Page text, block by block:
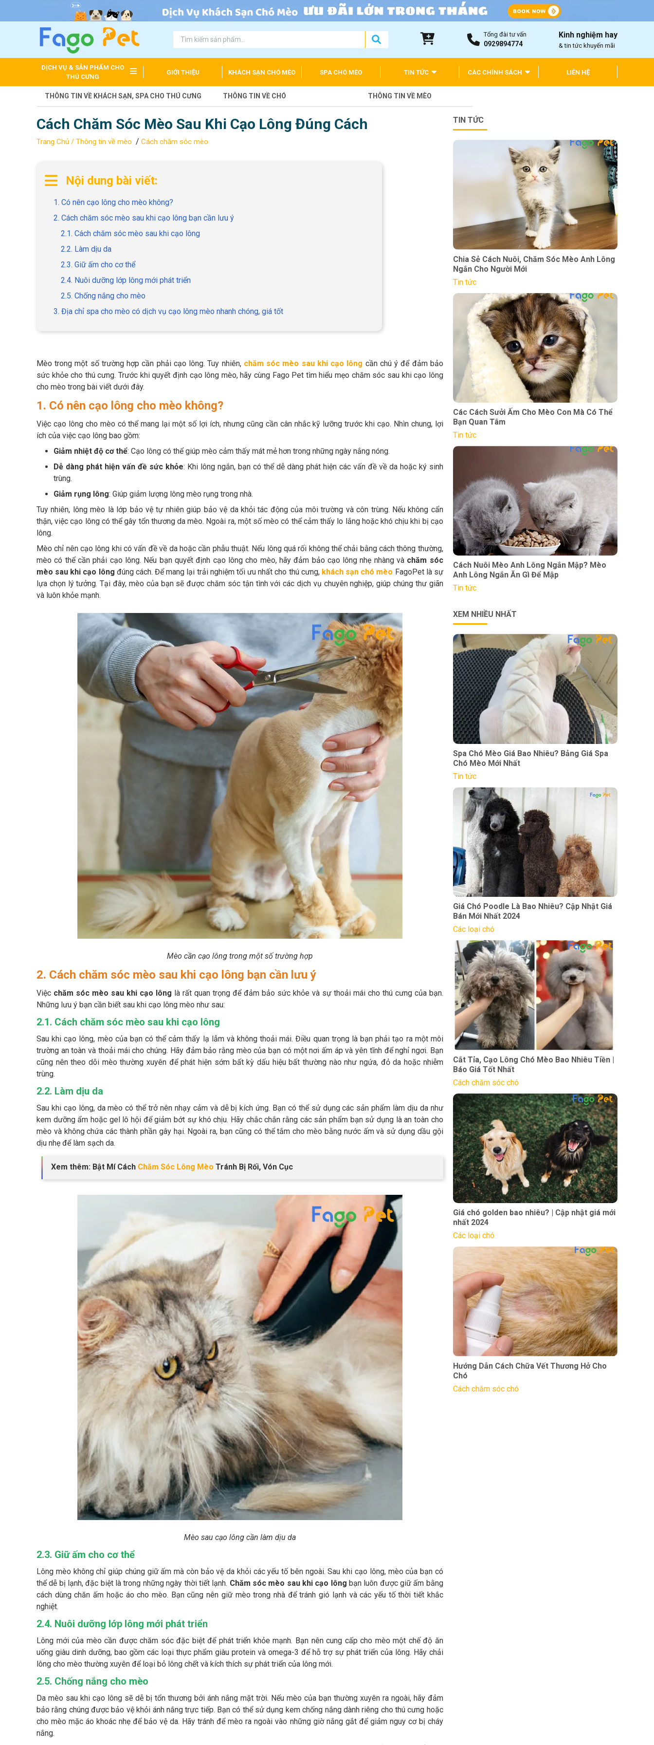
Tổng đài tư vấn
0929894774
Kinh nghiệm hay
& tin tức khuyến mãi
DỊCH VỤ & SẢN PHẨM CHO
THÚ CƯNG
GIỚI THIỆU KHÁCH SẠN CHÓ MÈO SPA CHÓ MÈO TIN TỨC CÁC CHÍNH SÁCH LIÊN HỆ
THÔNG TIN VỀ KHÁCH SẠN, SPA CHO THÚ CƯNG THÔNG TIN VỀ CHÓ THÔNG TIN VỀ MÈO
Cách Chăm Sóc Mèo Sau Khi Cạo Lông Đúng Cách
Trang Chủ / Thông tin về mèo / Cách chăm sóc mèo
Nội dung bài viết:
1. Có nên cạo lông cho mèo không?
2. Cách chăm sóc mèo sau khi cạo lông bạn cần lưu ý
2.1. Cách chăm sóc mèo sau khi cạo lông
2.2. Làm dịu da
2.3. Giữ ấm cho cơ thể
2.4. Nuôi dưỡng lớp lông mới phát triển
2.5. Chống nắng cho mèo
3. Địa chỉ spa cho mèo có dịch vụ cạo lông mèo nhanh chóng, giá tốt
Mèo trong một số trường hợp cần phải cạo lông. Tuy nhiên, chăm sóc mèo sau khi cạo lông cần chú ý để đảm bảo
sức khỏe cho thú cưng. Trước khi quyết định cạo lông mèo, hãy cùng Fago Pet tìm hiểu mẹo chăm sóc sau khi cạo lông
cho mèo trong bài viết dưới đây.
1. Có nên cạo lông cho mèo không?
Việc cạo lông cho mèo có thể mang lại một số lợi ích, nhưng cũng cần cân nhắc kỹ lưỡng trước khi cạo. Nhìn chung, lợi
ích của việc cạo lông bao gồm:
Giảm nhiệt độ cơ thể: Cạo lông có thể giúp mèo cảm thấy mát mẻ hơn trong những ngày nắng nóng.
Dễ dàng phát hiện vấn đề sức khỏe: Khi lông ngắn, bạn có thể dễ dàng phát hiện các vấn đề về da hoặc ký sinh
trùng.
Giảm rụng lông: Giúp giảm lượng lông mèo rụng trong nhà.
Tuy nhiên, lông mèo là lớp bảo vệ tự nhiên giúp bảo vệ da khỏi tác động của môi trường và côn trùng. Nếu không cẩn
thận, việc cạo lông có thể gây tổn thương da mèo. Ngoài ra, một số mèo có thể cảm thấy lo lắng hoặc khó chịu khi bị cạo
lông.
Mèo chỉ nên cạo lông khi có vấn đề về da hoặc cần phẫu thuật. Nếu lông quá rối không thể chải bằng cách thông thường,
mèo có thể cần phải cạo lông. Nếu bạn quyết định cạo lông cho mèo, hãy đảm bảo cạo lông nhẹ nhàng và chăm sóc
mèo sau khi cạo lông đúng cách. Để mang lại trải nghiệm tối ưu nhất cho thú cưng, khách sạn chó mèo FagoPet là sự
lựa chọn lý tưởng. Tại đây, mèo của bạn sẽ được chăm sóc tận tình với các dịch vụ chuyên nghiệp, giúp chúng thư giãn
và luôn khỏe mạnh.
Mèo cần cạo lông trong một số trường hợp
2. Cách chăm sóc mèo sau khi cạo lông bạn cần lưu ý
Việc chăm sóc mèo sau khi cạo lông là rất quan trọng để đảm bảo sức khỏe và sự thoải mái cho thú cưng của bạn.
Những lưu ý bạn cần biết sau khi cạo lông mèo như sau:
2.1. Cách chăm sóc mèo sau khi cạo lông
Sau khi cạo lông, mèo của bạn có thể cảm thấy lạ lẫm và không thoải mái. Điều quan trọng là bạn phải tạo ra một môi
trường an toàn và thoải mái cho chúng. Hãy đảm bảo rằng mèo của bạn có một nơi ấm áp và yên tĩnh để nghỉ ngơi. Bạn
cũng nên theo dõi mèo thường xuyên để phát hiện sớm bất kỳ dấu hiệu bất thường nào như ngứa, đỏ da hoặc nhiễm
trùng.
2.2. Làm dịu da
Sau khi cạo lông, da mèo có thể trở nên nhạy cảm và dễ bị kích ứng. Bạn có thể sử dụng các sản phẩm làm dịu da như
kem dưỡng ẩm hoặc gel lô hội để giảm bớt sự khó chịu. Hãy chắc chắn rằng các sản phẩm bạn sử dụng là an toàn cho
mèo và không chứa các thành phần gây hại. Ngoài ra, bạn cũng có thể tắm cho mèo bằng nước ấm và sử dụng dầu gội
dịu nhẹ để làm sạch da.
Xem thêm: Bật Mí Cách Chăm Sóc Lông Mèo Tránh Bị Rối, Vón Cục
Mèo sau cạo lông cần làm dịu da
2.3. Giữ ấm cho cơ thể
Lông mèo không chỉ giúp chúng giữ ấm mà còn bảo vệ da khỏi các yếu tố bên ngoài. Sau khi cạo lông, mèo của bạn có
thể dễ bị lạnh, đặc biệt là trong những ngày thời tiết lạnh. Chăm sóc mèo sau khi cạo lông bạn luôn được giữ ấm bằng
cách dùng chăn ấm hoặc áo cho mèo. Bạn cũng nên giữ mèo trong nhà để tránh gió lạnh và các yếu tố thời tiết khắc
nghiệt.
2.4. Nuôi dưỡng lớp lông mới phát triển
Lông mới của mèo cần được chăm sóc đặc biệt để phát triển khỏe mạnh. Bạn nên cung cấp cho mèo một chế độ ăn
uống giàu dinh dưỡng, bao gồm các loại thực phẩm giàu protein và omega-3 để hỗ trợ sự phát triển của lông. Hãy chải
lông cho mèo thường xuyên để loại bỏ lông chết và kích thích sự phát triển của lông mới.
2.5. Chống nắng cho mèo
Da mèo sau khi cạo lông sẽ dễ bị tổn thương bởi ánh nắng mặt trời. Nếu mèo của bạn thường xuyên ra ngoài, hãy đảm
bảo rằng chúng được bảo vệ khỏi ánh nắng trực tiếp. Bạn có thể sử dụng kem chống nắng dành riêng cho thú cưng hoặc
cho mèo mặc áo khoác nhẹ để bảo vệ da. Hãy tránh để mèo ra ngoài vào những giờ nắng gắt để giảm nguy cơ bị cháy
nắng.
TIN TỨC
Chia Sẻ Cách Nuôi, Chăm Sóc Mèo Anh Lông
Ngắn Cho Người Mới
Tin tức
Các Cách Sưởi Ấm Cho Mèo Con Mà Có Thể
Bạn Quan Tâm
Tin tức
Cách Nuôi Mèo Anh Lông Ngắn Mập? Mèo
Anh Lông Ngắn Ăn Gì Để Mập
Tin tức
XEM NHIỀU NHẤT
Spa Chó Mèo Giá Bao Nhiêu? Bảng Giá Spa
Chó Mèo Mới Nhất
Tin tức
Giá Chó Poodle Là Bao Nhiêu? Cập Nhật Giá
Bán Mới Nhất 2024
Các loại chó
Cắt Tỉa, Cạo Lông Chó Mèo Bao Nhiêu Tiền |
Báo Giá Tốt Nhất
Cách chăm sóc chó
Giá chó golden bao nhiêu? | Cập nhật giá mới
nhất 2024
Các loại chó
Hướng Dẫn Cách Chữa Vết Thương Hở Cho
Chó
Cách chăm sóc chó